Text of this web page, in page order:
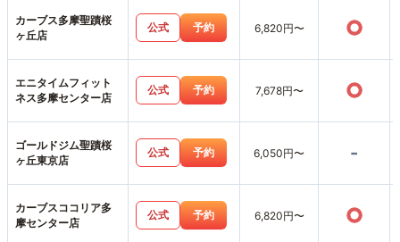
カーブス多摩聖蹟桜
ヶ丘店
公式 予約 6,820円〜 ○
エニタイムフィット
ネス多摩センター店
公式 予約 7,678円〜 ○
ゴールドジム聖蹟桜
ヶ丘東京店
公式 予約 6,050円〜 -
カーブスココリア多
摩センター店
公式 予約 6,820円〜 ○